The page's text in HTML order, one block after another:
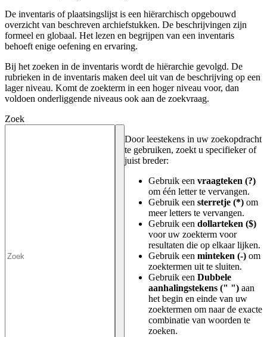
De inventaris of plaatsingslijst is een hiërarchisch opgebouwd
overzicht van beschreven archiefstukken. De beschrijvingen zijn
formeel en globaal. Het lezen en begrijpen van een inventaris
behoeft enige oefening en ervaring.
Bij het zoeken in de inventaris wordt de hiërarchie gevolgd. De
rubrieken in de inventaris maken deel uit van de beschrijving op een
lager niveau. Komt de zoekterm in een hoger niveau voor, dan
voldoen onderliggende niveaus ook aan de zoekvraag.
Zoek
Door leestekens in uw zoekopdracht
te gebruiken, zoekt u specifieker of
juist breder:
Gebruik een vraagteken (?)
om één letter te vervangen.
Gebruik een sterretje (*) om
meer letters te vervangen.
Gebruik een dollarteken ($)
voor uw zoekterm voor
resultaten die op elkaar lijken.
Gebruik een minteken (-) om
zoektermen uit te sluiten.
Gebruik een Dubbele
aanhalingstekens (" ") aan
het begin en einde van uw
zoektermen om naar de exacte
combinatie van woorden te
zoeken.